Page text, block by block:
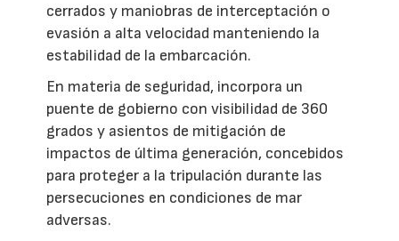
cerrados y maniobras de interceptación o
evasión a alta velocidad manteniendo la
estabilidad de la embarcación.
En materia de seguridad, incorpora un
puente de gobierno con visibilidad de 360
grados y asientos de mitigación de
impactos de última generación, concebidos
para proteger a la tripulación durante las
persecuciones en condiciones de mar
adversas.